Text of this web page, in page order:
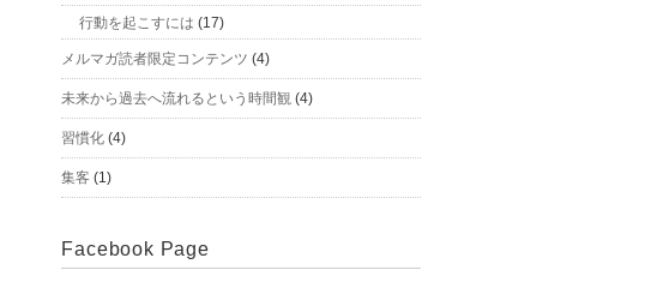
行動を起こすには (17)
メルマガ読者限定コンテンツ (4)
未来から過去へ流れるという時間観 (4)
習慣化 (4)
集客 (1)
Facebook Page